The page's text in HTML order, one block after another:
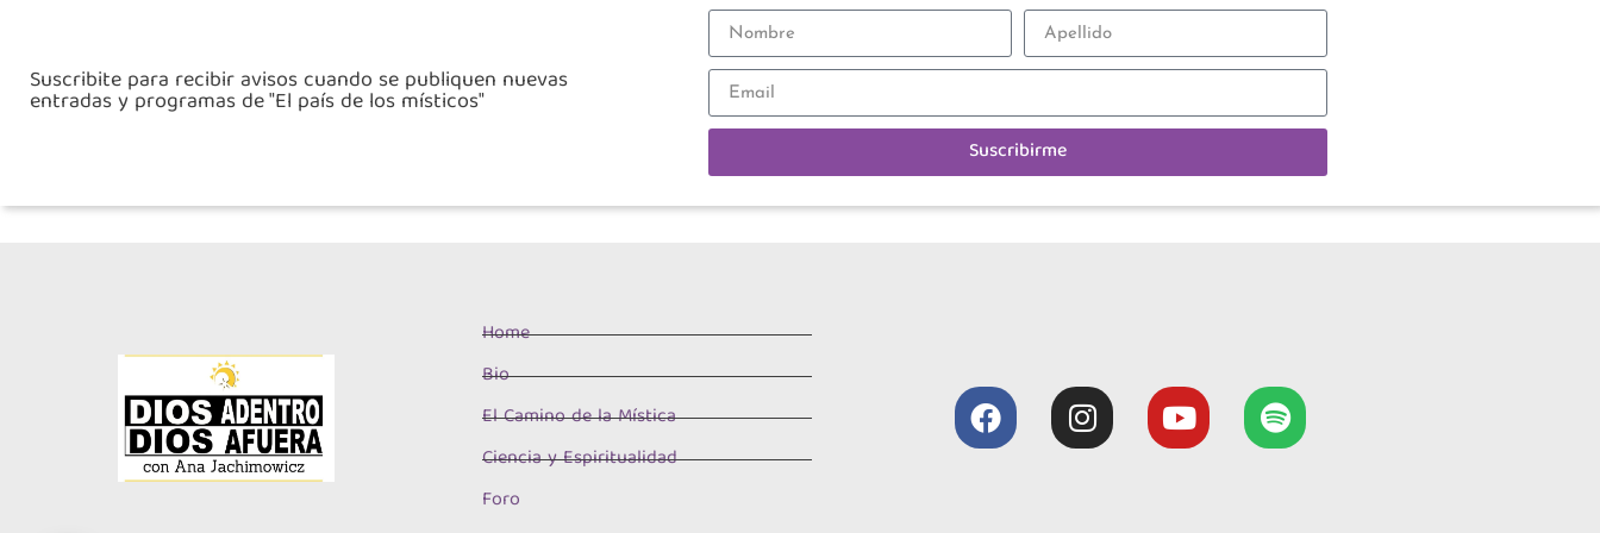
Suscribite para recibir avisos cuando se publiquen nuevas
entradas y programas de "El país de los místicos"
Suscribirme
Home
Bio
El Camino de la Mística
Ciencia y Espiritualidad
Foro